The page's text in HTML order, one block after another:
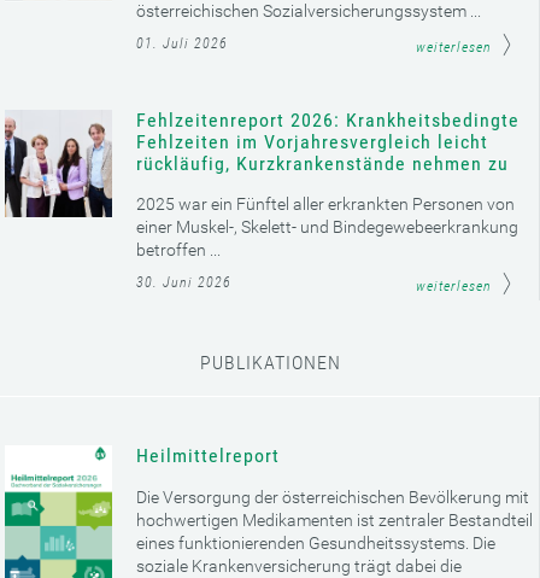
österreichischen Sozialversicherungssystem ...
01. Juli 2026 weiterlesen
Fehlzeitenreport 2026: Krankheitsbedingte
Fehlzeiten im Vorjahresvergleich leicht
rückläufig, Kurzkrankenstände nehmen zu
2025 war ein Fünftel aller erkrankten Personen von
einer Muskel-, Skelett- und Bindegewebeerkrankung
betroffen ...
30. Juni 2026 weiterlesen
PUBLIKATIONEN
Heilmittelreport
Die Versorgung der österreichischen Bevölkerung mit
hochwertigen Medikamenten ist zentraler Bestandteil
eines funktionierenden Gesundheitssystems. Die
soziale Krankenversicherung trägt dabei die